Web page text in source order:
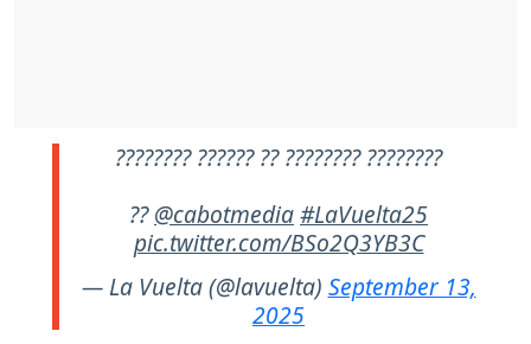
???????? ?????? ?? ???????? ????????
??@cabotmedia#LaVuelta25
pic.twitter.com/BSo2Q3YB3C
— La Vuelta (@lavuelta) September 13,
2025